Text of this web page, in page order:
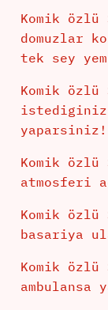
Komik
domuzlar
tek sey
Komik özlü
yaparsiniz!
Komik özlü
atmosferi
Komik özlü
basariya
Komik